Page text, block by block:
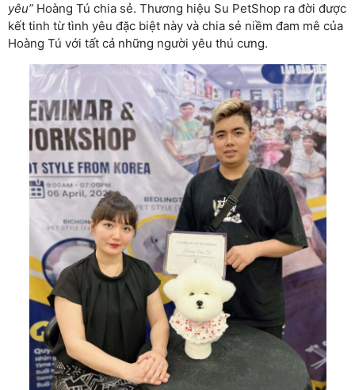
yêu” Hoàng Tú chia sẻ. Thương hiệu Su PetShop ra đời được
kết tinh từ tình yêu đặc biệt này và chia sẻ niềm đam mê của
Hoàng Tú với tất cả những người yêu thú cưng.